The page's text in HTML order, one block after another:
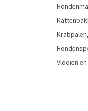
Vlooien